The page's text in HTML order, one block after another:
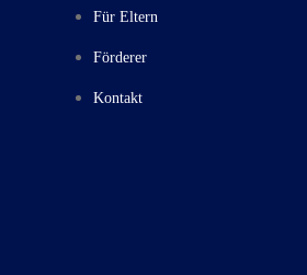
Für Eltern
Förderer
Kontakt